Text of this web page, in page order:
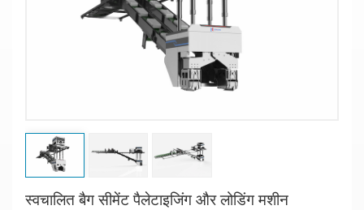
स्वचालित बैग सीमेंट पैलेटाइजिंग और लोडिंग मशीन